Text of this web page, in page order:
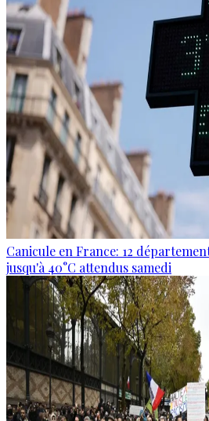
Canicule en France: 12
jusqu'à 40°C attendus samedi